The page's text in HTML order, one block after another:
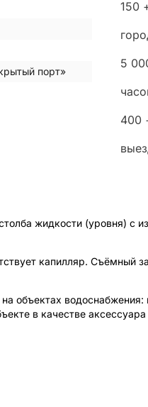
порт»
150
5
400
жидкости (уровня)
капилляр. Съёмный
объектах
в качестве аксессуара